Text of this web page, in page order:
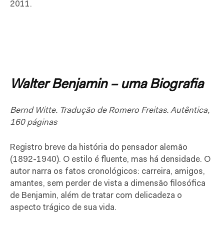
2011.
Walter Benjamin – uma Biografia
Bernd Witte. Tradução de Romero Freitas. Autêntica,
160 páginas
Registro breve da história do pensador alemão
(1892-1940). O estilo é fluente, mas há densidade. O
autor narra os fatos cronológicos: carreira, amigos,
amantes, sem perder de vista a dimensão filosófica
de Benjamin, além de tratar com delicadeza o
aspecto trágico de sua vida.